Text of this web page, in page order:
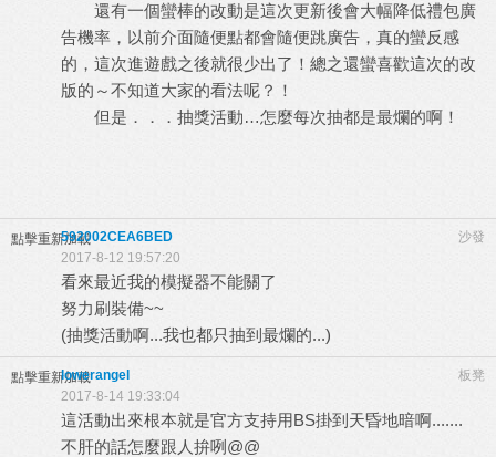
還有一個蠻棒的改動是這次更新後會大幅降低禮包廣
告機率，以前介面隨便點都會隨便跳廣告，真的蠻反感
的，這次進遊戲之後就很少出了！總之還蠻喜歡這次的改
版的～不知道大家的看法呢？！
但是．．．抽獎活動…怎麼每次抽都是最爛的啊！
點擊重新加載 沙發
592002CEA6BED
2017-8-12 19:57:20
看來最近我的模擬器不能關了
努力刷裝備~~
(抽獎活動啊...我也都只抽到最爛的...)
點擊重新加載 板凳
lowerangel
2017-8-14 19:33:04
這活動出來根本就是官方支持用BS掛到天昏地暗啊.......
不肝的話怎麼跟人拚咧@@